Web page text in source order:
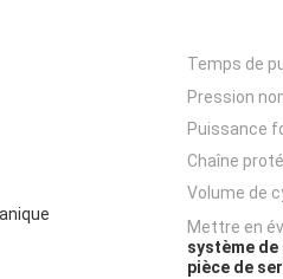
Temps de
Pression
Puissance
Chaîne
Volume de
Mettre en
système de
pièce de